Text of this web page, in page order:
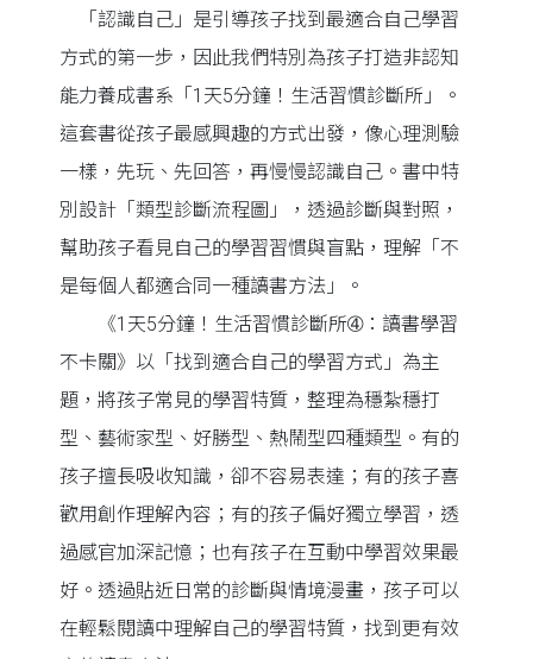
「認識自己」是引導孩子找到最適合自己學習
方式的第一步，因此我們特別為孩子打造非認知
能力養成書系「1天5分鐘！生活習慣診斷所」。
這套書從孩子最感興趣的方式出發，像心理測驗
一樣，先玩、先回答，再慢慢認識自己。書中特
別設計「類型診斷流程圖」，透過診斷與對照，
幫助孩子看見自己的學習習慣與盲點，理解「不
是每個人都適合同一種讀書方法」。
《1天5分鐘！生活習慣診斷所➃：讀書學習
不卡關》以「找到適合自己的學習方式」為主
題，將孩子常見的學習特質，整理為穩紮穩打
型、藝術家型、好勝型、熱鬧型四種類型。有的
孩子擅長吸收知識，卻不容易表達；有的孩子喜
歡用創作理解內容；有的孩子偏好獨立學習，透
過感官加深記憶；也有孩子在互動中學習效果最
好。透過貼近日常的診斷與情境漫畫，孩子可以
在輕鬆閱讀中理解自己的學習特質，找到更有效